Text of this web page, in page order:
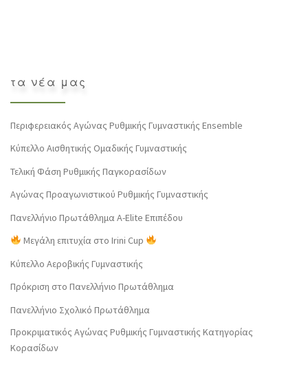
τα νέα μας
Περιφερειακός Αγώνας Ρυθμικής Γυμναστικής Ensemble
Κύπελλο Αισθητικής Ομαδικής Γυμναστικής
Τελική Φάση Ρυθμικής Παγκορασίδων
Αγώνας Προαγωνιστικού Ρυθμικής Γυμναστικής
Πανελλήνιο Πρωτάθλημα Α-Elite Επιπέδου
Μεγάλη επιτυχία στο Irini Cup
Κύπελλο Αεροβικής Γυμναστικής
Πρόκριση στο Πανελλήνιο Πρωτάθλημα
Πανελλήνιο Σχολικό Πρωτάθλημα
Προκριματικός Αγώνας Ρυθμικής Γυμναστικής Κατηγορίας
Κορασίδων